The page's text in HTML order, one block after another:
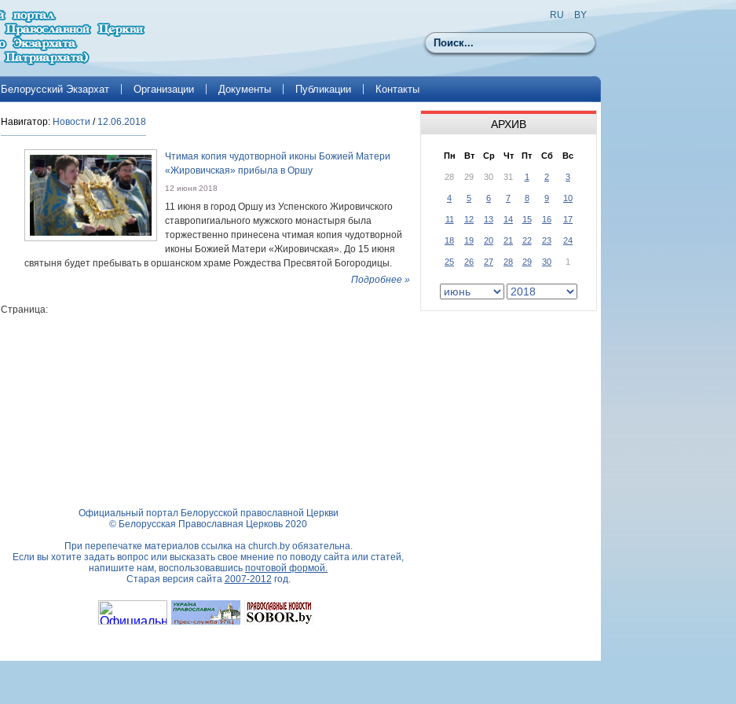
Поиск
RU BY
Белорусский Экзархат Организации Документы Публикации Контакты
Навигатор: Новости / 12.06.2018
Чтимая копия чудотворной иконы Божией Матери
«Жировичская» прибыла в Оршу
12 июня 2018
11 июня в город Оршу из Успенского Жировичского
ставропигиального мужского монастыря была
торжественно принесена чтимая копия чудотворной
иконы Божией Матери «Жировичская». До 15 июня
святыня будет пребывать в оршанском храме Рождества Пресвятой Богородицы.
Подробнее »
Страница:
АРХИВ
Пн Вт Ср Чт Пт Сб Вс
28 29 30 31 1 2 3
4 5 6 7 8 9 10
11 12 13 14 15 16 17
18 19 20 21 22 23 24
25 26 27 28 29 30 1
Официальный портал Белорусской православной Церкви
© Белорусская Православная Церковь 2020
При перепечатке материалов ссылка на church.byобязательна.
Если вы хотите задать вопрос или высказать свое мнение по поводу сайта или статей,
напишите нам, воспользовавшись почтовой формой.
Старая версия сайта 2007-2012 год.